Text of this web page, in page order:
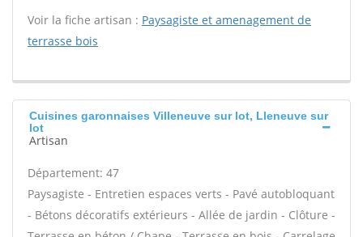
Voir la fiche artisan : Paysagiste et amenagement de
terrasse bois
Cuisines garonnaises Villeneuve sur lot, Lleneuve sur
lot
Artisan
Département: 47
Paysagiste - Entretien espaces verts - Pavé autobloquant
- Bétons décoratifs extérieurs - Allée de jardin - Clôture -